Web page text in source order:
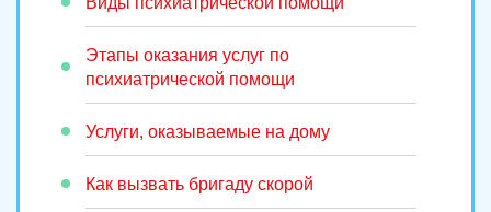
Этапы оказания услуг по
психиатрической помощи
Услуги, оказываемые на дому
Как вызвать бригаду скорой